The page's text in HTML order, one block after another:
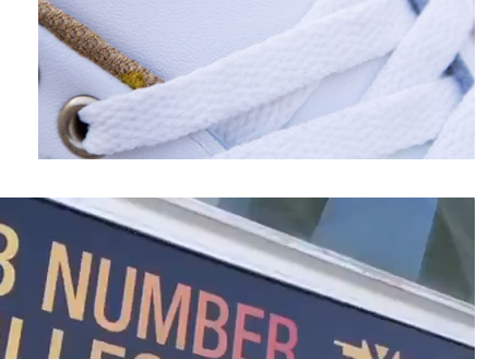
نمایشگر
ویدیو